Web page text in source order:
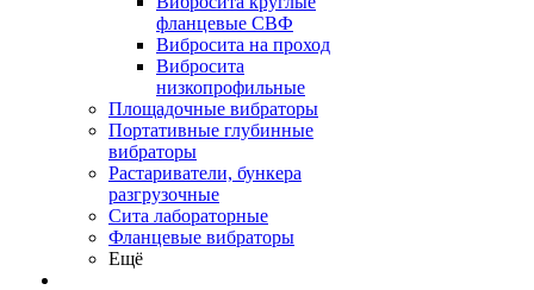
фланцевые СВФ
Вибросита на проход
Вибросита
низкопрофильные
Площадочные вибраторы
Портативные глубинные
вибраторы
Растариватели, бункера
разгрузочные
Сита лабораторные
Фланцевые вибраторы
Ещё